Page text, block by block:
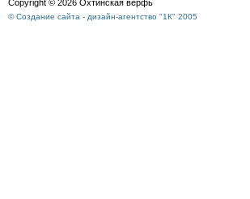
Copyright © 2026 Охтинская верфь
© Создание сайта - дизайн-агентство "1К" 2005